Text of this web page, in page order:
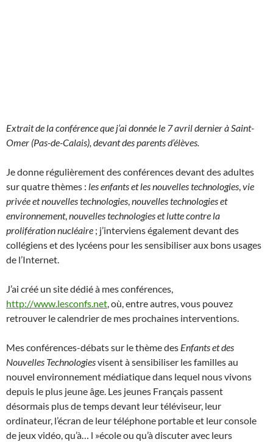
Extrait de la conférence que j’ai donnée le 7 avril dernier à Saint-
Omer (Pas-de-Calais), devant des parents d’élèves.
Je donne régulièrement des conférences devant des adultes
sur quatre thèmes : les enfants et les nouvelles technologies,vie
privée et nouvelles technologies,nouvelles technologies et
environnement,nouvelles technologies et lutte contre la
prolifération nucléaire ; j’interviens également devant des
collégiens et des lycéens pour les sensibiliser aux bons usages
de l’Internet.
J’ai créé un site dédié à mes conférences,
http://www.lesconfs.net, où, entre autres, vous pouvez
retrouver le calendrier de mes prochaines interventions.
Mes conférences-débats sur le thème des Enfants et des
Nouvelles Technologiesvisent à sensibiliser les familles au
nouvel environnement médiatique dans lequel nous vivons
depuis le plus jeune âge. Les jeunes Français passent
désormais plus de temps devant leur téléviseur, leur
ordinateur, l’écran de leur téléphone portable et leur console
de jeux vidéo, qu’à… l »école ou qu’à discuter avec leurs